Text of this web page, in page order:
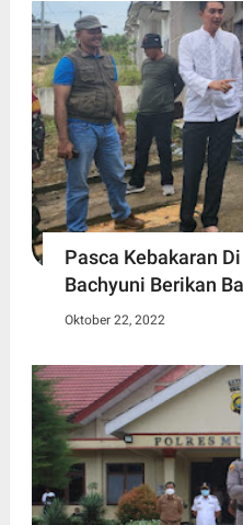
Pasca Kebakaran
Bachyuni Berikan
Oktober 22, 2022